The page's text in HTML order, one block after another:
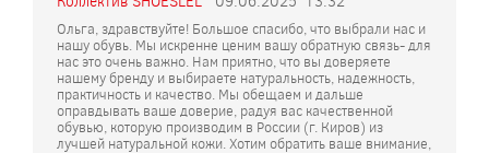
Ольга, здравствуйте! Большое спасибо, что выбрали нас и
нашу обувь. Мы искренне ценим вашу обратную связь- для
нас это очень важно. Нам приятно, что вы доверяете
нашему бренду и выбираете натуральность, надежность,
практичность и качество. Мы обещаем и дальше
оправдывать ваше доверие, радуя вас качественной
обувью, которую производим в России (г. Киров) из
лучшей натуральной кожи. Хотим обратить ваше внимание,